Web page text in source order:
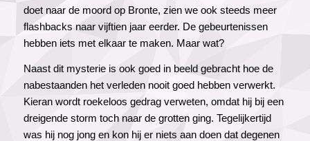
doet naar de moord op Bronte, zien we ook steeds meer
flashbacks naar vijftien jaar eerder. De gebeurtenissen
hebben iets met elkaar te maken. Maar wat?
Naast dit mysterie is ook goed in beeld gebracht hoe de
nabestaanden het verleden nooit goed hebben verwerkt.
Kieran wordt roekeloos gedrag verweten, omdat hij bij een
dreigende storm toch naar de grotten ging. Tegelijkertijd
was hij nog jong en kon hij er niets aan doen dat degenen